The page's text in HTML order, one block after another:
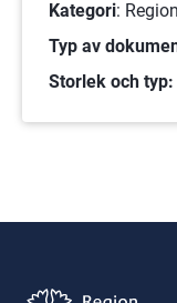
Kategori:
Typ av
Storlek och typ: